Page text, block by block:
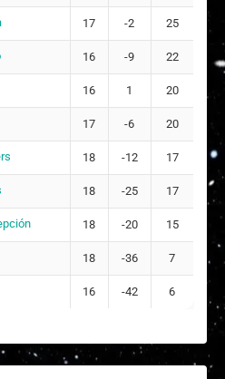
17 -2 25
16 -9 22
16 1 20
17 -6 20
18 -12 17
18 -25 17
18 -20 15
18 -36 7
16 -42 6